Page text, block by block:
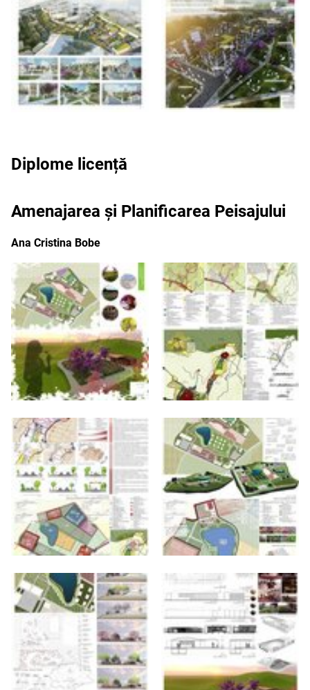
Diplome licență
Amenajarea și Planificarea Peisajului
Ana Cristina Bobe